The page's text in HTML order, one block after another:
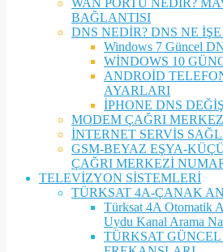
BAĞLANTISI
DNS NEDİR? DNS NE
Windows 7 Güncel
WİNDOWS 10
ANDROİD
AYARLARI
İPHONE DNS
MODEM ÇAĞRI
İNTERNET SERVİS
GSM-BEYAZ EŞYA-
ÇAĞRI MERKEZİ
TELEVİZYON SİSTEMLERİ
TÜRKSAT 4A-ÇANAK
Türksat 4A Otomatik
Uydu Kanal Arama
TÜRKSAT